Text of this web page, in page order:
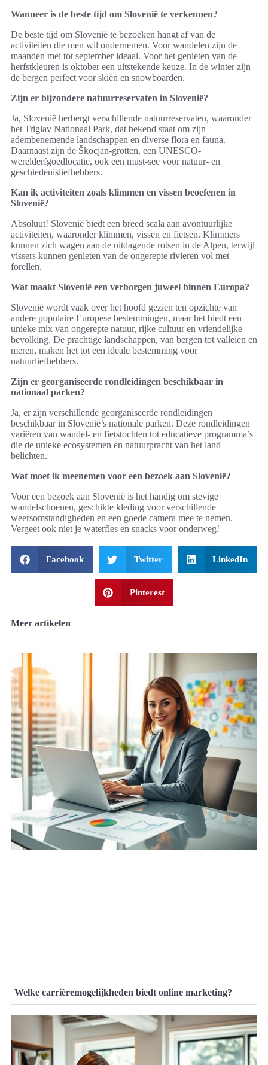
Wanneer is de beste tijd om Slovenië te verkennen?
De beste tijd om Slovenië te bezoeken hangt af van de
activiteiten die men wil ondernemen. Voor wandelen zijn de
maanden mei tot september ideaal. Voor het genieten van de
herfstkleuren is oktober een uitstekende keuze. In de winter zijn
de bergen perfect voor skiën en snowboarden.
Zijn er bijzondere natuurreservaten in Slovenië?
Ja, Slovenië herbergt verschillende natuurreservaten, waaronder
het Triglav Nationaal Park, dat bekend staat om zijn
adembenemende landschappen en diverse flora en fauna.
Daarnaast zijn de Škocjan-grotten, een UNESCO-
werelderfgoedlocatie, ook een must-see voor natuur- en
geschiedenisliefhebbers.
Kan ik activiteiten zoals klimmen en vissen beoefenen in
Slovenië?
Absoluut! Slovenië biedt een breed scala aan avontuurlijke
activiteiten, waaronder klimmen, vissen en fietsen. Klimmers
kunnen zich wagen aan de uitdagende rotsen in de Alpen, terwijl
vissers kunnen genieten van de ongerepte rivieren vol met
forellen.
Wat maakt Slovenië een verborgen juweel binnen Europa?
Slovenië wordt vaak over het hoofd gezien ten opzichte van
andere populaire Europese bestemmingen, maar het biedt een
unieke mix van ongerepte natuur, rijke cultuur en vriendelijke
bevolking. De prachtige landschappen, van bergen tot valleien en
meren, maken het tot een ideale bestemming voor
natuurliefhebbers.
Zijn er georganiseerde rondleidingen beschikbaar in
nationaal parken?
Ja, er zijn verschillende georganiseerde rondleidingen
beschikbaar in Slovenië’s nationale parken. Deze rondleidingen
variëren van wandel- en fietstochten tot educatieve programma’s
die de unieke ecosystemen en natuurpracht van het land
belichten.
Wat moet ik meenemen voor een bezoek aan Slovenië?
Voor een bezoek aan Slovenië is het handig om stevige
wandelschoenen, geschikte kleding voor verschillende
weersomstandigheden en een goede camera mee te nemen.
Vergeet ook niet je waterfles en snacks voor onderweg!
Facebook Twitter LinkedIn
Pinterest
Meer artikelen
Welke carrièremogelijkheden biedt online marketing?